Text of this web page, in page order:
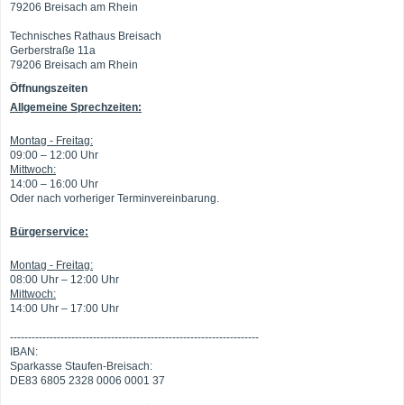
79206 Breisach am Rhein
Technisches Rathaus Breisach
Gerberstraße 11a
79206 Breisach am Rhein
Öffnungszeiten
Allgemeine Sprechzeiten:
Montag - Freitag:
09:00 – 12:00 Uhr
Mittwoch:
14:00 – 16:00 Uhr
Oder nach vorheriger Terminvereinbarung.
Bürgerservice:
Montag - Freitag:
08:00 Uhr – 12:00 Uhr
Mittwoch:
14:00 Uhr – 17:00 Uhr
---------------------------------------------------------------------
IBAN:
Sparkasse Staufen-Breisach:
DE83 6805 2328 0006 0001 37